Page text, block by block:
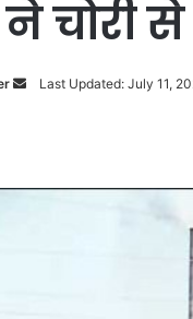
चोरी से
SendLast Updated: July 11,